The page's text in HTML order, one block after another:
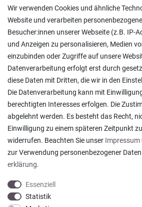
Versand und Zahlung
Rücksendungen
Lieferung in die Schweiz
Pflegesymbole
Lagerverkauf
Ratgeber & News
Alles wie beschrieben , sehr gute
Rainer T., Rheine
Datum der Veröffentlichung: 06.08.2026
Datum der Kauferfahrung: 27.07.2026
Wir verwenden Cookies und ähnliche
Website und verarbeiten
Besucher:innen unserer Webseite (z.B. IP-
und Anzeigen zu personalisieren, Medien
einzubinden oder Zugriffe auf unsere
Datenverarbeitung erfolgt erst durch
diese Daten mit Dritten, die wir in den
Die Datenverarbeitung kann mit
berechtigten Interesses erfolgen. Die
abgelehnt werden. Es besteht das Recht,
Einwilligung zu einem späteren Zeitpunkt
widerrufen. Beachten Sie unser Impressum
zur Verwendung personenbezogener
erklärung.
Essenziell
Statistik